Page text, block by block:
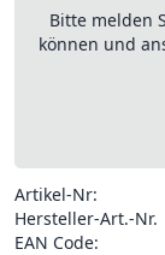
Bitte melden
können und
Artikel-Nr:
Hersteller-Art.-Nr.
EAN Code: